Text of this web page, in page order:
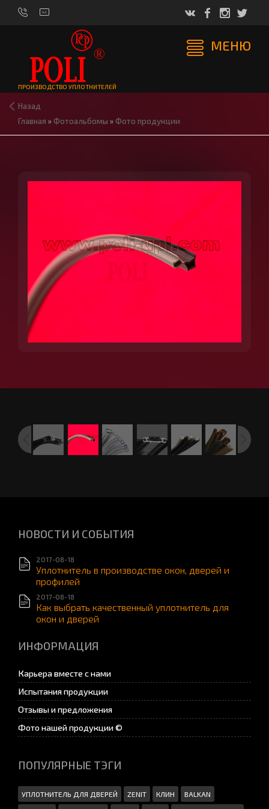
ПРОИЗВОДСТВО УПЛОТНИТЕЛЕЙ
МЕНЮ
Назад
Главная » Фотоальбомы » Фото продукции
НОВОСТИ И СОБЫТИЯ
2017-08-18
Уплотнитель в производстве окон, дверей и
профилей
2017-08-18
Как выбрать качественный уплотнитель для
окон и дверей
ИНФОРМАЦИЯ
Карьера вместе с нами
Испытания продукции
Отзывы и предложения
Фото нашей продукции ©
ПОПУЛЯРНЫЕ ТЭГИ
УПЛОТНИТЕЛЬ ДЛЯ ДВЕРЕЙ ZENIT КЛИН BALKAN